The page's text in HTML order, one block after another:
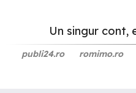
Un singur cont,
publi24.ro romimo.ro